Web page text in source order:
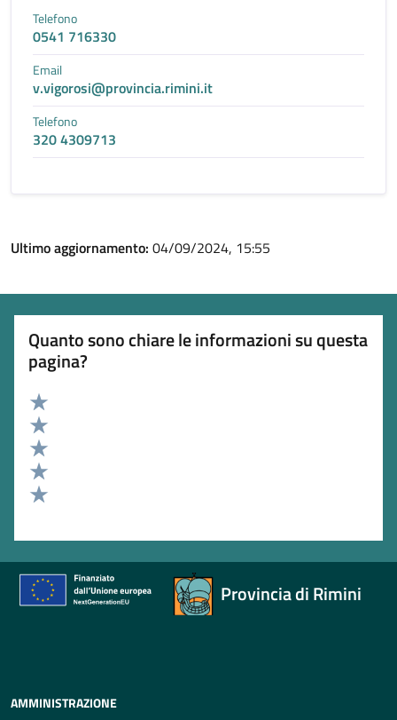
Telefono
0541 716330
Email
v.vigorosi@provincia.rimini.it
Telefono
320 4309713
Ultimo aggiornamento: 04/09/2024, 15:55
Quanto sono chiare le informazioni su questa
pagina?
Valuta 5 stelle su 5
Valuta 4 stelle su 5
Valuta 3 stelle su 5
Valuta 2 stelle su 5
Provincia di Rimini
AMMINISTRAZIONE